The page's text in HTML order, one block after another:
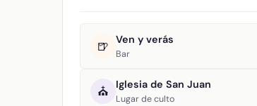
🍺 Ven y verás
Bar
⛪ Iglesia de San Juan
Lugar de culto